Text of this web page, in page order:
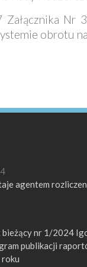
Nr
obrotu
agentem
nr 1/2024
publikacji